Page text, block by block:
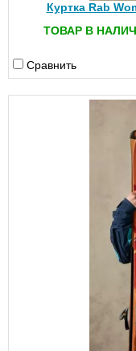
Куртка Rab
ТОВАР В
Сравнить